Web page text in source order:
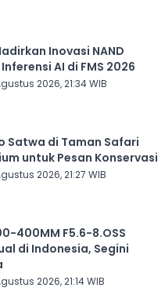
Inovasi NAND
AI di FMS 2026
2026, 21:34 WIB
Satwa di Taman Safari
untuk Pesan Konservasi
2026, 21:27 WIB
400MM F5.6-8.OSS
di Indonesia, Segini
2026, 21:14 WIB